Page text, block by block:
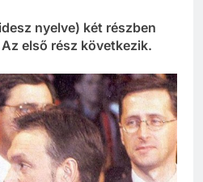
nyelve) két részben
első rész következik.